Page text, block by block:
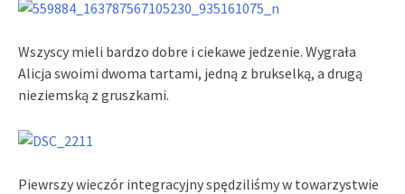
Wszyscy mieli bardzo dobre i ciekawe jedzenie. Wygrała
Alicja swoimi dwoma tartami, jedną z brukselką, a drugą
nieziemską z gruszkami.
Piewrszy wieczór integracyjny spędziliśmy w towarzystwie